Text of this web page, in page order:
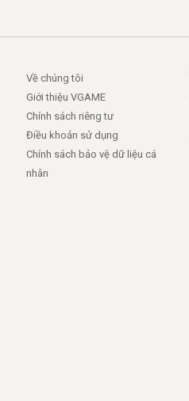
Về chúng tôi
Giới thiệu VGAME
Chính sách riêng tư
Điều khoản sử dụng
Chính sách bảo vệ dữ liệu cá
nhân